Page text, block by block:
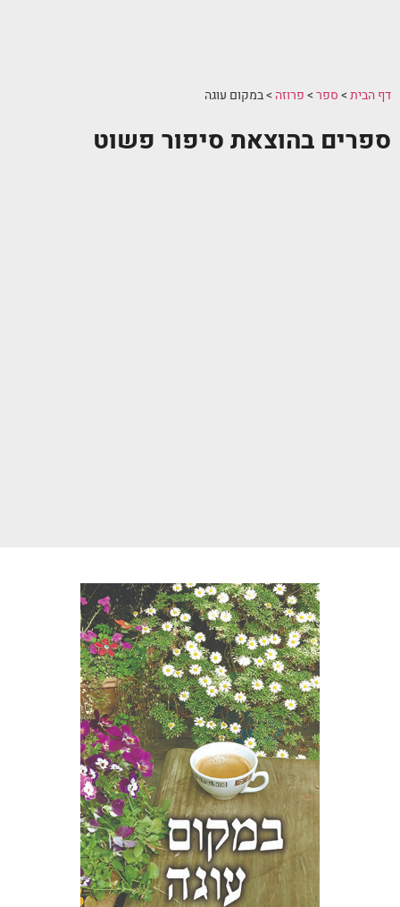
דף הבית > ספר > פרוזה >במקום עוגה
ספרים בהוצאת סיפור פשוט